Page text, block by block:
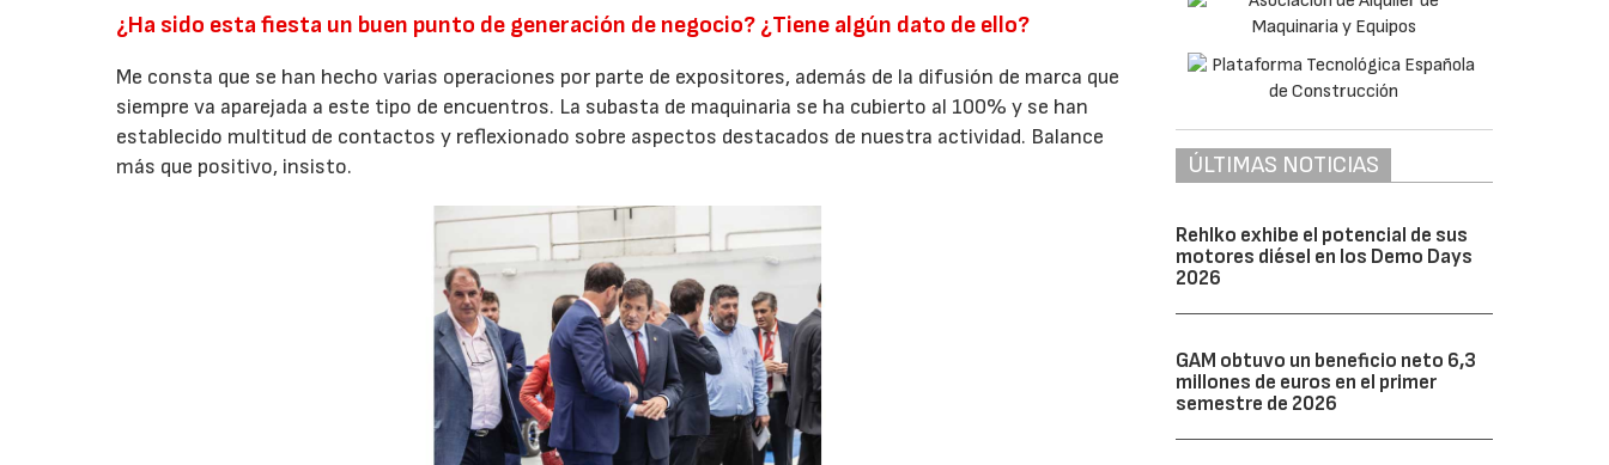
¿Ha sido esta fiesta un buen punto de generación de negocio? ¿Tiene algún dato de ello?
Me consta que se han hecho varias operaciones por parte de expositores, además de la difusión de marca que
siempre va aparejada a este tipo de encuentros. La subasta de maquinaria se ha cubierto al 100% y se han
establecido multitud de contactos y reflexionado sobre aspectos destacados de nuestra actividad. Balance
más que positivo, insisto.
ÚLTIMAS NOTICIAS
Rehlko exhibe el potencial de sus
motores diésel en los Demo Days
2026
GAM obtuvo un beneficio neto 6,3
millones de euros en el primer
semestre de 2026